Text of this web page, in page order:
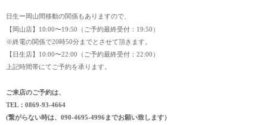
日生ー岡山間移動の関係もありますので、
【岡山店】10:00〜19:50（ご予約最終受付：19:50）
※終電の関係で20時50分までとさせて頂きます。
【日生店】10:00〜22:00（ご予約最終受付：22:00）
上記時間帯にてご予約を承ります。
ご来店のご予約は、
TEL：0869-93-4664
(繋がらない時は、090-4695-4996までお願い致します）